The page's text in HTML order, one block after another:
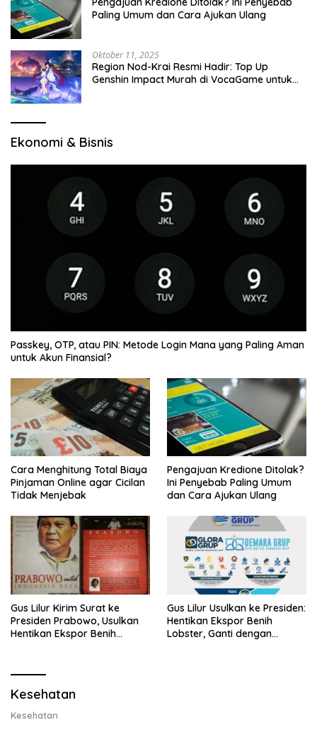
Paling Umum dan Cara Ajukan Ulang
Oktober 11, 2025
Region Nod-Krai Resmi Hadir: Top Up
Genshin Impact Murah di VocaGame untuk
Ekonomi & Bisnis
Passkey, OTP, atau PIN: Metode Login Mana yang Paling Aman
untuk Akun Finansial?
Cara Menghitung Total Biaya
Pinjaman Online agar Cicilan
Tidak Menjebak
Pengajuan Kredione Ditolak?
Ini Penyebab Paling Umum
dan Cara Ajukan Ulang
Gus Lilur Kirim Surat ke
Presiden Prabowo, Usulkan
Hentikan Ekspor Benih
Gus Lilur Usulkan ke Presiden:
Hentikan Ekspor Benih
Lobster, Ganti dengan
Kesehatan
Kesehatan